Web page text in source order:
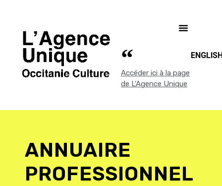
Accéder ici à la page
de L'Agence Unique
ANNUAIRE
PROFESSIONNEL